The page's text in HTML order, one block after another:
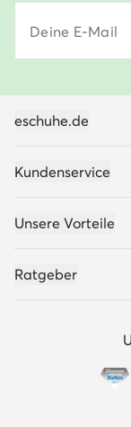
Deine E-Mail
eschuhe.de
Kundenservice
Unsere Vorteile
Ratgeber